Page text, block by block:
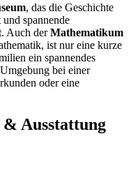
, das die Geschichte
spannende
Auch derMathematikum
ist nur eine kurze
ein spannendes
bei einer
oder eine
Ausstattung